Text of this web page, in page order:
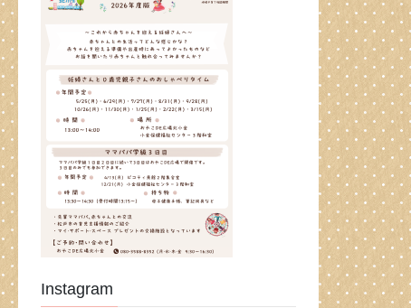
Instagram